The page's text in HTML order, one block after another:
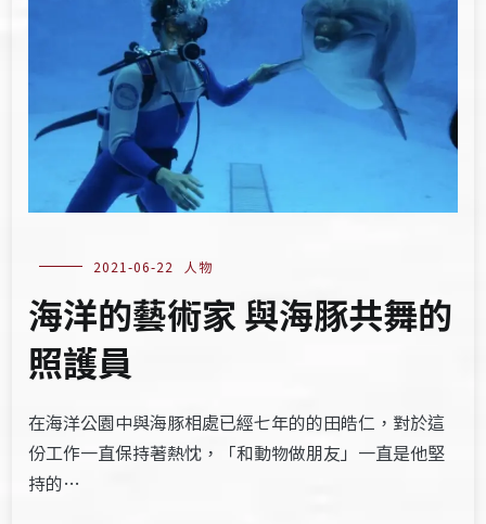
2021-06-22 人物
海洋的藝術家 與海豚共舞的
照護員
在海洋公園中與海豚相處已經七年的的田皓仁，對於這
份工作一直保持著熱忱，「和動物做朋友」一直是他堅
持的…